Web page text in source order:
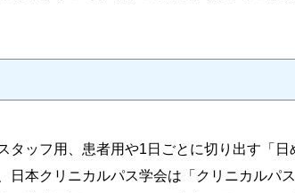
ッフ用、患者用や1日ごとに切り出す「
本クリニカルパス学会は「クリニカルパ